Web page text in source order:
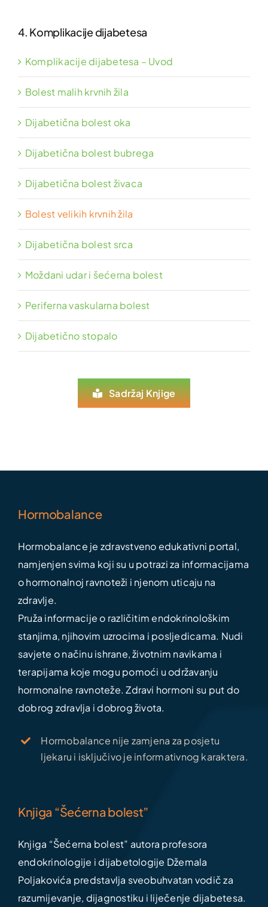
4. Komplikacije dijabetesa
Komplikacije dijabetesa – Uvod
Bolest malih krvnih žila
Dijabetična bolest oka
Dijabetična bolest bubrega
Dijabetična bolest živaca
Bolest velikih krvnih žila
Dijabetična bolest srca
Moždani udar i šećerna bolest
Periferna vaskularna bolest
Dijabetično stopalo
Sadržaj Knjige
Hormobalance
Hormobalance je zdravstveno edukativni portal,
namjenjen svima koji su u potrazi za informacijama
o hormonalnoj ravnoteži i njenom uticaju na
zdravlje.
Pruža informacije o različitim endokrinološkim
stanjima, njihovim uzrocima i posljedicama. Nudi
savjete o načinu ishrane, životnim navikama i
terapijama koje mogu pomoći u održavanju
hormonalne ravnoteže. Zdravi hormoni su put do
dobrog zdravlja i dobrog života.
Hormobalance nije zamjena za posjetu
ljekaru i isključivo je informativnog karaktera.
Knjiga “Šećerna bolest”
Knjiga “Šećerna bolest” autora profesora
endokrinologije i dijabetologije Džemala
Poljakovića predstavlja sveobuhvatan vodič za
razumijevanje, dijagnostiku i liječenje dijabetesa.